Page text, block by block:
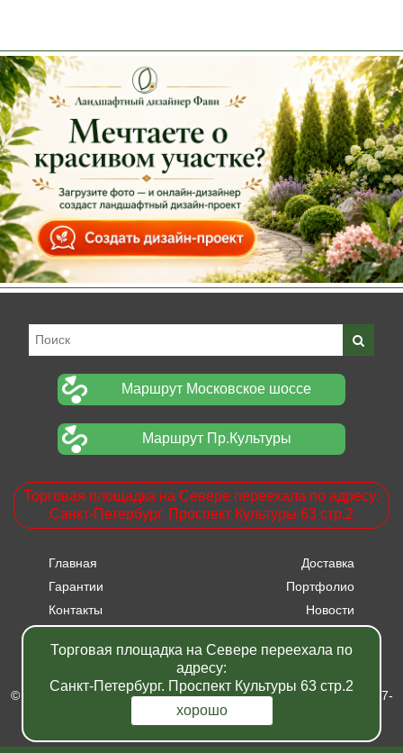
Маршрут Московское шоссе
Маршрут Пр.Культуры
Торговая площадка на Севере переехала по адресу:
Санкт-Петербург. Проспект Культуры 63 стр.2
Главная
Доставка
Гарантии
Портфолио
Контакты
Новости
Акции
© Питомник растений "Фавн" - Санкт-Петербург - Москва 2007-
2024
Торговая площадка на Севере переехала по
адресу:
Санкт-Петербург. Проспект Культуры 63 стр.2
хорошо